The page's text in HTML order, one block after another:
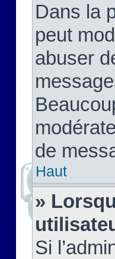
Dans la
peut
abuser
de
Haut
»
Si